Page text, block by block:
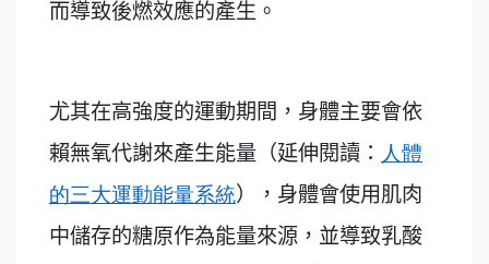
而導致後燃效應的產生。
尤其在高強度的運動期間，身體主要會依
賴無氧代謝來產生能量（延伸閱讀： 人體
的三大運動能量系統），身體會使用肌肉
中儲存的糖原作為能量來源，並導致乳酸